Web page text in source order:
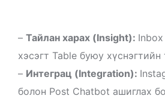
– Тайлан харах (Insight):
хэсэгт Table буюу
– Интеграц (Integration):
болон Post Chatbot ашиглах